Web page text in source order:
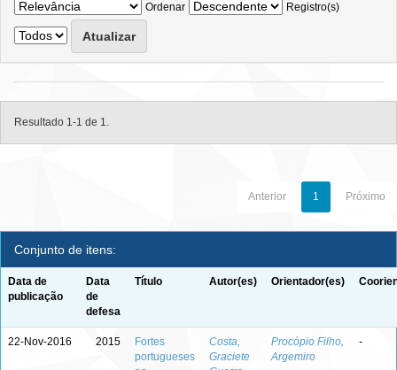
Ordenar
Registro(s)
Resultado 1-1 de 1.
Anterior 1 Próximo
Conjunto de itens:
Data de
publicação
Data
de
defesa
Título Autor(es) Orientador(es)
22-Nov-2016 2015
Fortes
portugueses
Costa,
Graciete
Procópio Filho,
Argemiro
-